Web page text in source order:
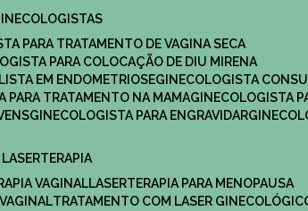
GINECOLOGISTAS
PARA TRATAMENTO DE VAGINA SECA
PARA COLOCAÇÃO DE DIU MIRENA
EM ENDOMETRIOSE
GINECOLOGISTA
PARA TRATAMENTO NA MAMA
GINECOLOGISTA
GINECOLOGISTA PARA ENGRAVIDAR
LASERTERAPIA
VAGINAL LASERTERAPIA PARA MENOPAUSA
TRATAMENTO COM LASER